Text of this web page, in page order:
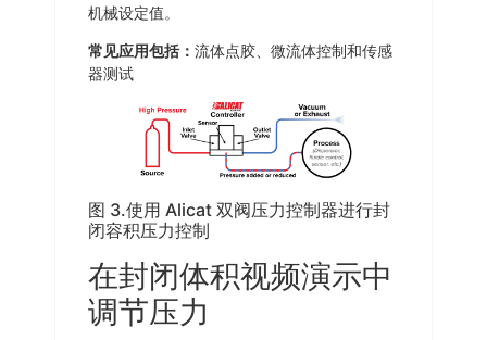
机械设定值。
常见应用包括： 流体点胶、微流体控制和传感
器测试
图 3.使用 Alicat 双阀压力控制器进行封
闭容积压力控制
在封闭体积视频演示中
调节压力